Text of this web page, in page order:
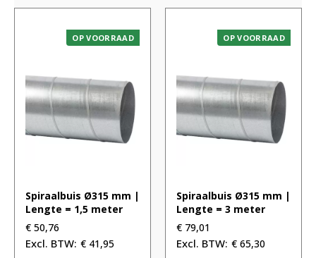
OP VOORRAAD
Spiraalbuis Ø315 mm |
Lengte = 1,5 meter
€ 50,76
€ 41,95
OP VOORRAAD
Spiraalbuis Ø315 mm |
Lengte = 3 meter
€ 79,01
€ 65,30